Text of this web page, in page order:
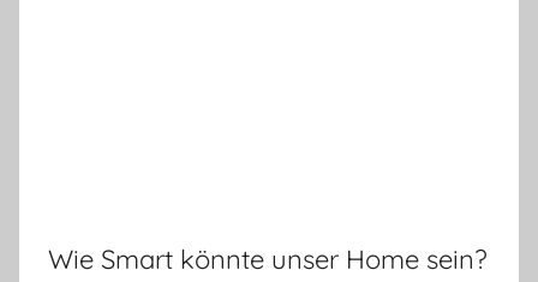
Wie Smart könnte unser Home sein?